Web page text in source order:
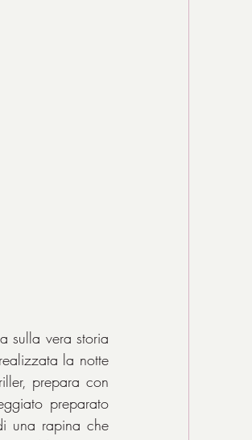
sulla vera storia
la notte
prepara con
preparato
una rapina che